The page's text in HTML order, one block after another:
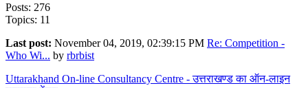
Posts: 276
Topics: 11
Last post: November 04, 2019, 02:39:15 PM Re: Competition -
Who Wi... by rbrbist
Uttarakhand On-line Consultancy Centre - उत्तराखण्ड का ऑन-लाइन